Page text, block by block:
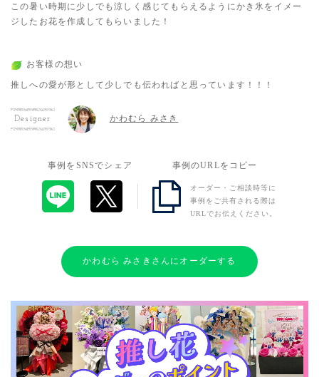
この暑い時期に少しでも涼しく感じてもらえるようにかき氷をイメー
ジしたお花を作成してもらいました！
お客様の想い
推しへの愛が形として少しでも伝わればと思っています！！！
Designer かわむら みさき
事例をSNSでシェア 事例のURLをコピー
オーダー・ご相談時等に
事例をご共有される際は
URLでお伝えください。
かわむら みさきさんにオーダーする